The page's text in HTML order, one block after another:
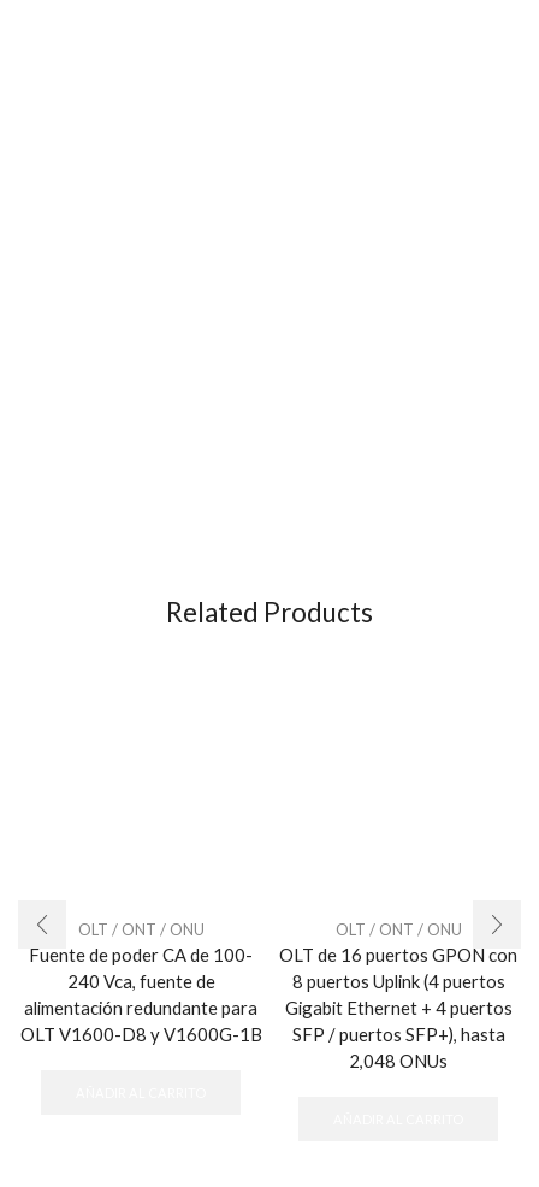
Related Products
OLT / ONT / ONU
Fuente de poder CA de 100-
240 Vca, fuente de
alimentación redundante para
OLT V1600-D8 y V1600G-1B
OLT / ONT / ONU
OLT de 16 puertos GPON con
8 puertos Uplink (4 puertos
Gigabit Ethernet + 4 puertos
SFP / puertos SFP+), hasta
2,048 ONUs